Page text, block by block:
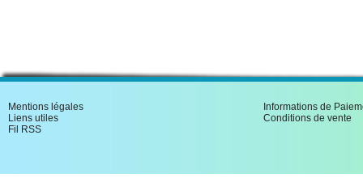
Mentions légales
Liens utiles
Fil RSS
Informations de
Conditions de vente